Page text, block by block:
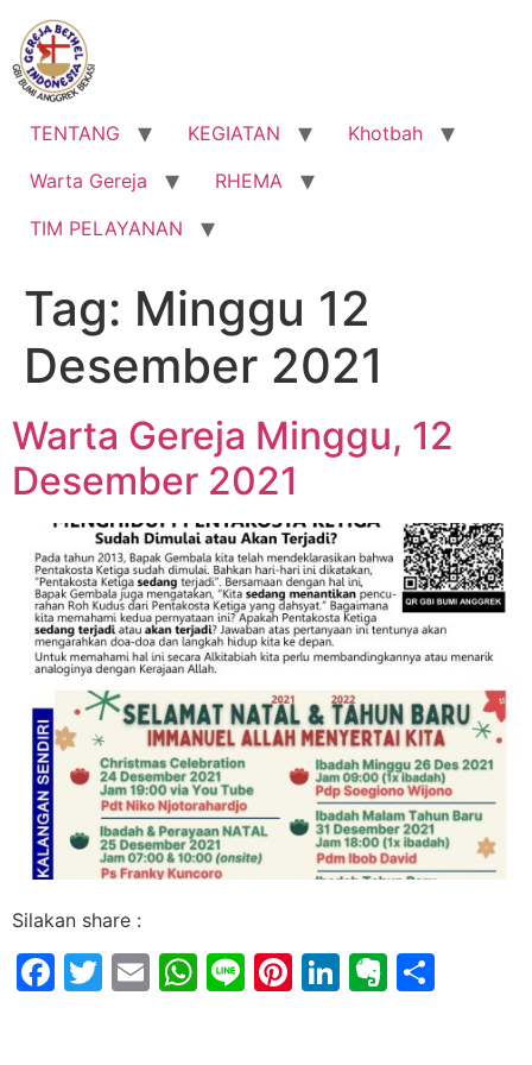
Lewati
konten
TENTANG KEGIATAN
Khotbah
Warta Gereja
RHEMA
TIM PELAYANAN
Tag: Minggu 12
Desember 2021
Warta Gereja Minggu, 12
Desember 2021
Silakan share :
Facebook
Twitter
EmailWhatsApp
LinePinterest
LinkedIn